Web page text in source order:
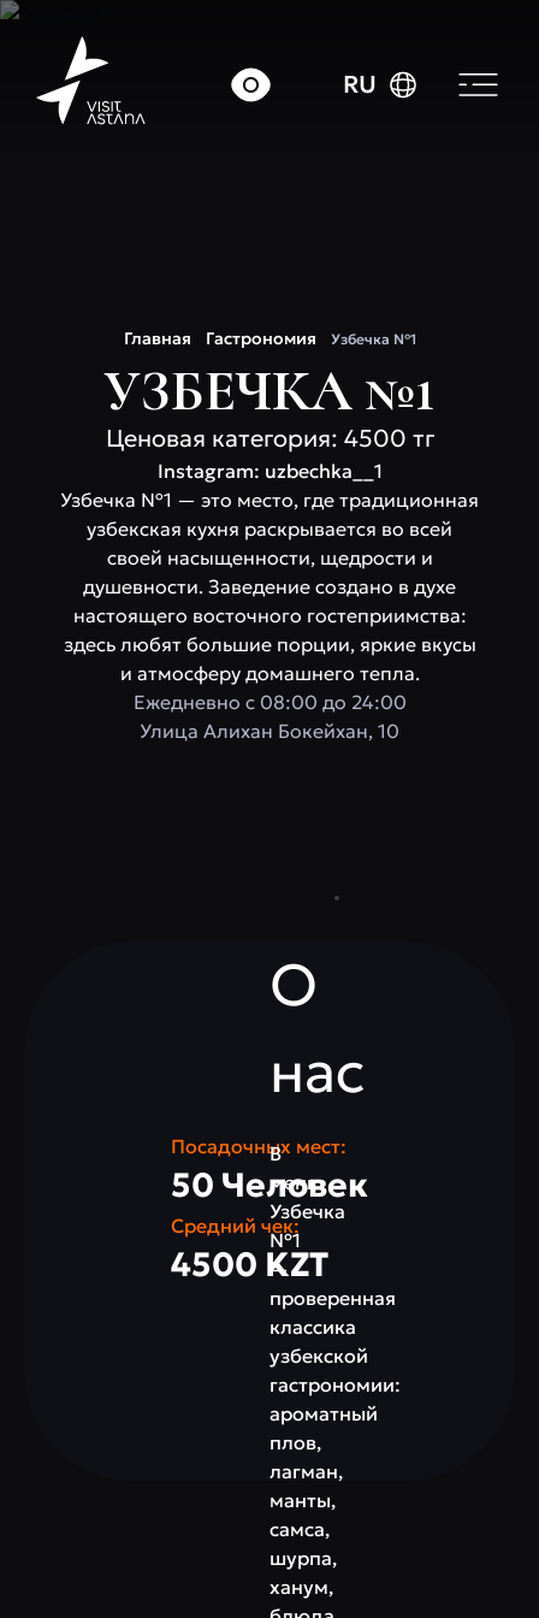
RU
Главная Гастрономия Узбечка №1
УЗБЕЧКА №1
Ценовая категория: 4500 тг
Instagram: uzbechka__1
Узбечка №1 — это место, где традиционная
узбекская кухня раскрывается во всей
своей насыщенности, щедрости и
душевности. Заведение создано в духе
настоящего восточного гостеприимства:
здесь любят большие порции, яркие вкусы
и атмосферу домашнего тепла.
Ежедневно с 08:00 до 24:00
​Улица Алихан Бокейхан, 10
О
нас
В
меню
Узбечка
№1
—
проверенная
классика
узбекской
гастрономии:
ароматный
плов,
лагман,
манты,
самса,
шурпа,
ханум,
Посадочных мест:
50 Человек
Средний чек:
4500 KZT